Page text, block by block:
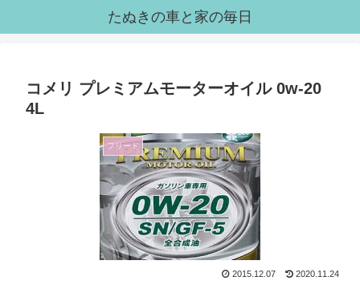
たぬきの車と家の毎日
コメリ プレミアムモーターオイル 0w-20
4L
フリード
2015.12.07 2020.11.24